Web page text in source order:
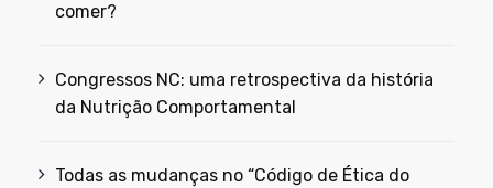
comer?
Congressos NC: uma retrospectiva da história
da Nutrição Comportamental
Todas as mudanças no “Código de Ética do